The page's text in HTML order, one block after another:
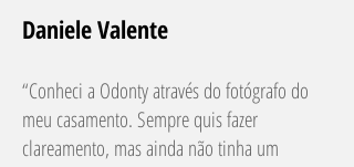
Daniele Valente
“Conheci a Odonty através do fotógrafo do
meu casamento. Sempre quis fazer
clareamento, mas ainda não tinha um